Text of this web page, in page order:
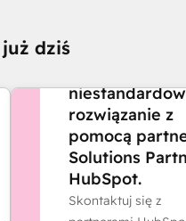
dziśPOMOCY?
rozwiązanie z
pomocą
Solutions
HubSpot.
Skontaktuj się z